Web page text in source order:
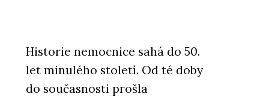
Historie nemocnice sahá do 50.
let minulého století. Od té doby
do současnosti prošla